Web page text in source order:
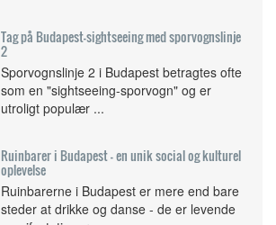
Tag på Budapest-sightseeing med sporvognslinje
2
Sporvognslinje 2 i Budapest betragtes ofte
som en "sightseeing-sporvogn" og er
utroligt populær ...
Ruinbarer i Budapest - en unik social og kulturel
oplevelse
Ruinbarerne i Budapest er mere end bare
steder at drikke og danse - de er levende